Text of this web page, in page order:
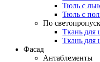
Тюль с
Тюль с
По
Ткань для
Ткань для
Фасад
Антаблементы